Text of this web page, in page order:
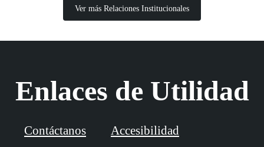
Ver más Relaciones Institucionales
Enlaces de Utilidad
Contáctanos Accesibilidad